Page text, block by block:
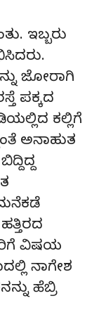
ಇಬ್ಬರು
ಜೋರಾಗಿ
ಪಕ್ಕದ
ಕಲ್ಲಿಗೆ
ಅನಾಹುತ
ವಿಷಯ
ನಾಗೇಶ
ಹೆಬ್ರಿ